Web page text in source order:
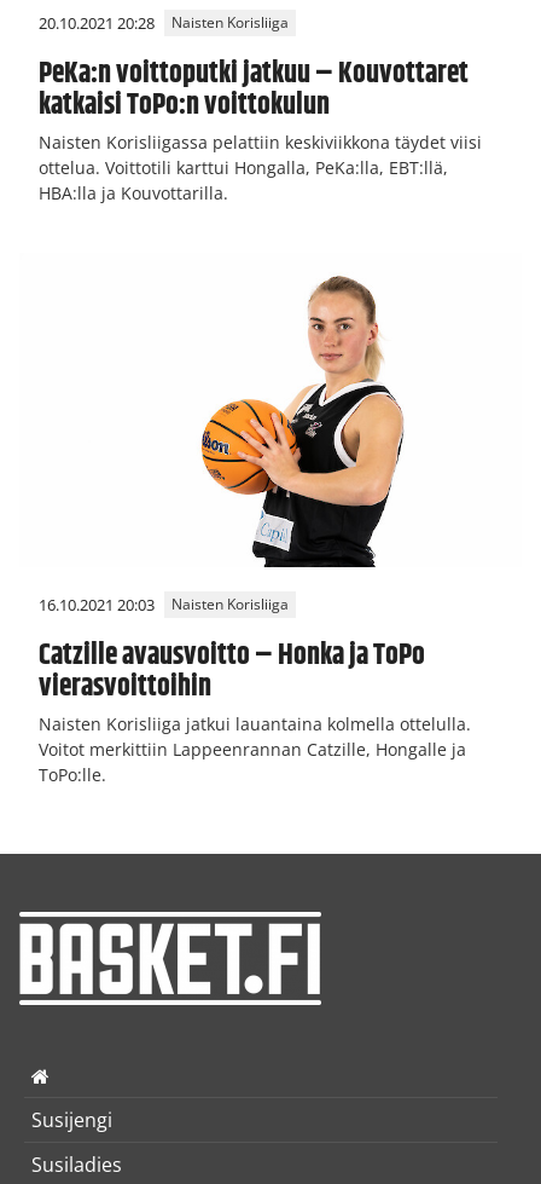
20.10.2021 20:28 Naisten Korisliiga
PeKa:n voittoputki jatkuu – Kouvottaret
katkaisi ToPo:n voittokulun
Naisten Korisliigassa pelattiin keskiviikkona täydet viisi
ottelua. Voittotili karttui Hongalla, PeKa:lla, EBT:llä,
HBA:lla ja Kouvottarilla.
16.10.2021 20:03 Naisten Korisliiga
Catzille avausvoitto – Honka ja ToPo
vierasvoittoihin
Naisten Korisliiga jatkui lauantaina kolmella ottelulla.
Voitot merkittiin Lappeenrannan Catzille, Hongalle ja
ToPo:lle.
Susijengi
Susiladies